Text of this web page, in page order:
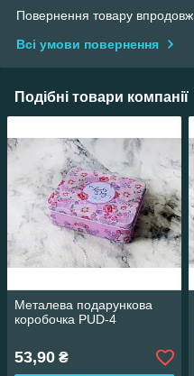
Повернення товару
Всі умови повернення
Подібні товари компанії
Металева подарункова
коробочка PUD-4
53,90 ₴